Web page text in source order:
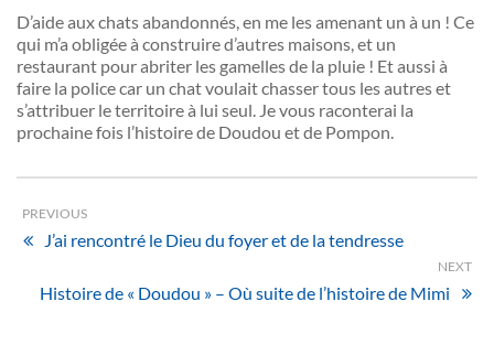
D’aide aux chats abandonnés, en me les amenant un à un ! Ce
qui m’a obligée à construire d’autres maisons, et un
restaurant pour abriter les gamelles de la pluie ! Et aussi à
faire la police car un chat voulait chasser tous les autres et
s’attribuer le territoire à lui seul. Je vous raconterai la
prochaine fois l’histoire de Doudou et de Pompon.
PREVIOUS
J’ai rencontré le Dieu du foyer et de la tendresse
NEXT
Histoire de « Doudou » – Où suite de l’histoire de Mimi